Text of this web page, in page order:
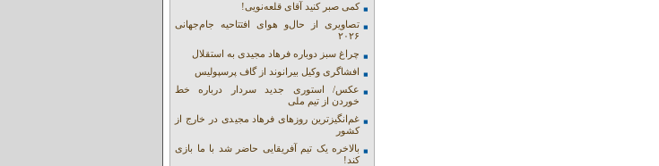
کمی صبر کنید آقای قلعه‌نویی!
تصاویری از حال‌و هوای افتتاحیه جام‌جهانی
۲۰۲۶
چراغ سبز دوباره فرهاد مجیدی به استقلال
افشاگری وکیل بیرانوند از گاف‌ پرسپولیس
عکس/ استوری جدید سردار درباره خط
خوردن از تیم ملی
غم‌انگیزترین روزهای فرهاد مجیدی در خارج از
کشور
بالاخره یک تیم آفریقایی حاضر شد با ما بازی
کند!